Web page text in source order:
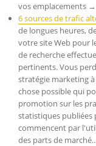
vos emplacements
6 sources de trafic
de longues heures,
votre site Web pour
de recherche
pertinents. Vous
stratégie marketing
chose possible qui
promotion sur les
statistiques publiées
commencent par
des parts de